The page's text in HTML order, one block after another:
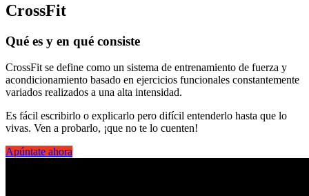
CrossFit
Qué es y en qué consiste
CrossFit se define como un sistema de entrenamiento de fuerza y
acondicionamiento basado en ejercicios funcionales constantemente
variados realizados a una alta intensidad.
Es fácil escribirlo o explicarlo pero difícil entenderlo hasta que lo
vivas. Ven a probarlo, ¡que no te lo cuenten!
Apúntate ahora